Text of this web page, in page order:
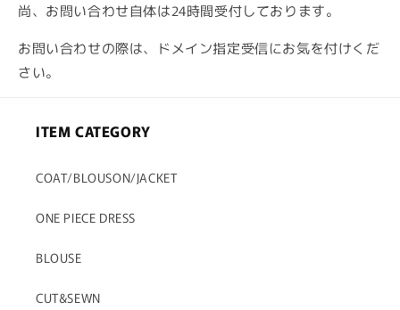
尚、お問い合わせ自体は24時間受付しております。
お問い合わせの際は、ドメイン指定受信にお気を付けくだ
さい。
ITEM CATEGORY
COAT/BLOUSON/JACKET
ONE PIECE DRESS
BLOUSE
CUT&SEWN